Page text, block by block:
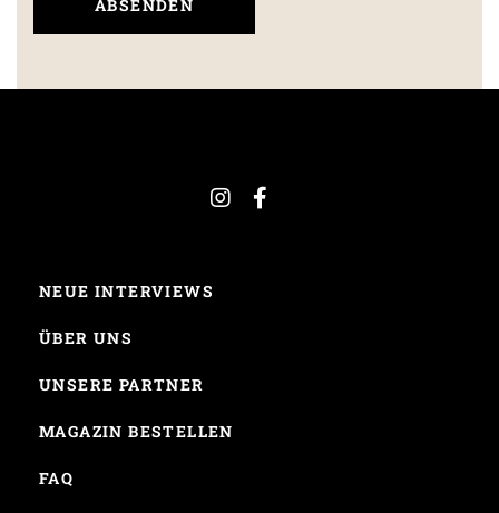
NEUE INTERVIEWS
ÜBER UNS
UNSERE PARTNER
MAGAZIN BESTELLEN
FAQ